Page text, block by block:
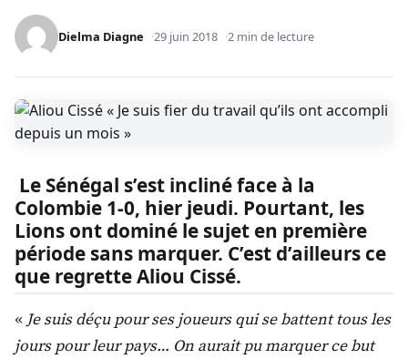
Dielma Diagne 29 juin 2018 2 min de lecture
Le Sénégal s’est incliné face à la
Colombie 1-0, hier jeudi. Pourtant, les
Lions ont dominé le sujet en première
période sans marquer. C’est d’ailleurs ce
que regrette Aliou Cissé.
« Je suis déçu pour ses joueurs qui se battent tous les
jours pour leur pays… On aurait pu marquer ce but